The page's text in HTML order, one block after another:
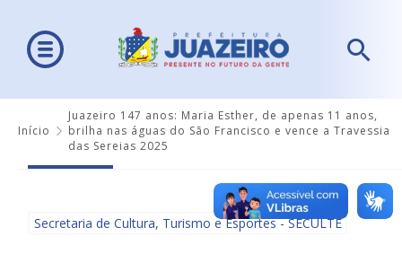
Início
Juazeiro 147 anos: Maria Esther, de apenas 11 anos,
brilha nas águas do São Francisco e vence a Travessia
das Sereias 2025
Secretaria de Cultura, Turismo e Esportes - SECULTE